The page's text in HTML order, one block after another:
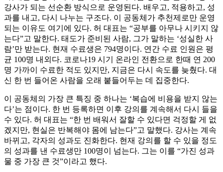
강사가 되는 선순환 방식으로 운영된다. 배우고, 적용하고, 성
과를 내고, 다시 나누는 구조다. 이 공동체가 추천제로만 운영
되는 이유도 여기에 있다. 허 대표는 “공부를 아무나 시키지 않
는다”고 말한다. 태도가 준비된 사람, 그가 말하는 ‘성실한 사
람’만 받는다. 현재 수료생은 794명이다. 연간 수료 인원은 평
균 100명 내외다. 코로나19 시기 온라인 전환으로 한때 연 200
명 가까이 수료한 적도 있지만, 지금은 다시 속도를 늦췄다. 대
신 한 번 들어온 사람을 오래 붙들어두는 데 집중한다.
이 공동체의 가장 큰 특징 중 하나는 ‘복습에 비용을 받지 않는
다’는 점이다. 한 번 등록하면 이후 강의를 계속해서 다시 들을
수 있다. 허 대표는 “한 번 배워서 잘할 수 있다면 걱정할 게 없
겠지만, 현실은 반복해야 몸에 남는다”고 말했다. 강사는 계속
바뀌고, 각자의 성과도 진화한다. 현재 강의를 할 수 있을 정도
의 성과를 낸 수료생만 100명이 넘는다. 그는 이를 “가진 성과
물 중 가장 큰 것”이라고 했다.